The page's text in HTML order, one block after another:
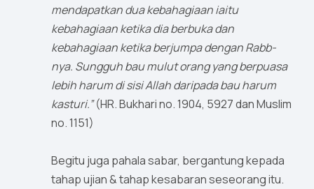
mendapatkan dua kebahagiaan iaitu
kebahagiaan ketika dia berbuka dan
kebahagiaan ketika berjumpa dengan Rabb-
nya. Sungguh bau mulut orang yang berpuasa
lebih harum di sisi Allah daripada bau harum
kasturi.”(HR. Bukhari no. 1904, 5927 dan Muslim
no. 1151)
Begitu juga pahala sabar, bergantung kepada
tahap ujian & tahap kesabaran seseorang itu.